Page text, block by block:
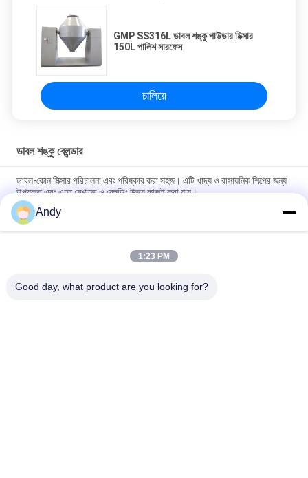
GMP SS316L ডাবল শঙ্কু পাউডার মিক্সার
150L পালিশ সারফেস
চালিয়ে
ডাবল শঙ্কু ব্লেন্ডার
ডাবল-কোন মিক্সার পরিচালনা এবং পরিষ্কার করা সহজ। এটি খাদ্য ও রাসায়নিক শিল্পের জন্য
উপযুক্ত এবং এতে মেশানো ও ব্লেন্ডিং উভয় কাজই করা যায়।
স্টেইনলেস স্টীল ডাবল শঙ্কু ব্লেন্ডার নিয়মিত গতি এবং 100-1500L ক্ষমতা পাউডার এবং
গ্রানুলার মিশ্রণ জন্য
ফার্মাসিউটিক্যাল, রাসায়নিক, খাদ্য এবং ফিড উৎপাদনে পাউডার মিশ্রণের জন্য অনন্য ডাবল
Andy
1:23 PM
Good day, what product are you looking for?